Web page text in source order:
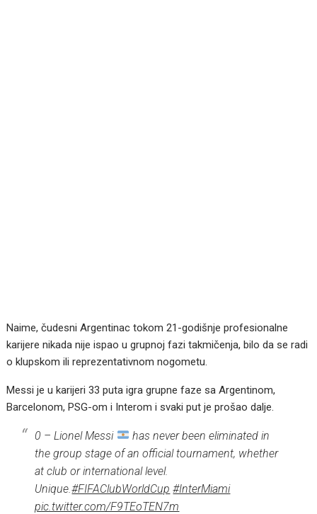
Naime, čudesni Argentinac tokom 21-godišnje profesionalne
karijere nikada nije ispao u grupnoj fazi takmičenja, bilo da se radi
o klupskom ili reprezentativnom nogometu.
Messi je u karijeri 33 puta igra grupne faze sa Argentinom,
Barcelonom, PSG-om i Interom i svaki put je prošao dalje.
0 – Lionel Messi
has never been eliminated in
the group stage of an official tournament, whether
at club or international level.
Unique.#FIFAClubWorldCup #InterMiami
pic.twitter.com/F9TEoTEN7m